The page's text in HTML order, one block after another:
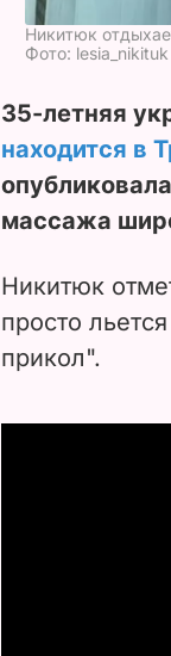
Никитюк
Фото:
35-летняя
находится в
массажа
Никитюк
просто
прикол".